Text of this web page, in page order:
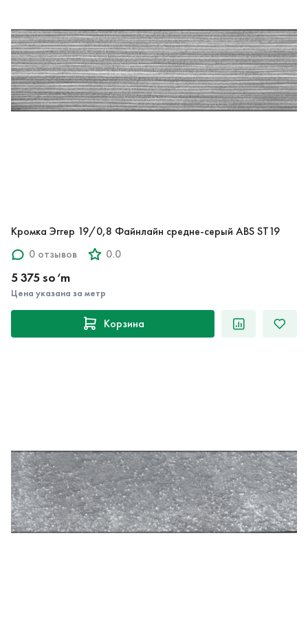
Кромка Эггер 19/0,8 Файнлайн средне-серый ABS ST19
0 отзывов
0.0
5 375 so‘m
Цена указана за метр
Корзина